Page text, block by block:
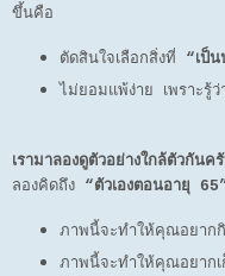
ขึ้นคือ
ตัดสินใจเลือกสิ่งที่ “เป็
ไม่ยอมแพ้ง่าย เพราะรู้ว่
เรามาลองดูตัวอย่างใกล้ตัวกันค
ลองคิดถึง “ตัวเองตอนอายุ
ภาพนี้จะทำให้คุณอยาก
ภาพนี้จะทำให้คุณอยาก